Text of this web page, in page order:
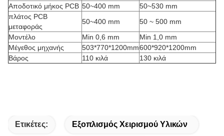
Αποδοτικό μήκος PCB 50~400 mm
50~530 mm
πλάτος PCB
μεταφοράς
50~400 mm
50 ~ 500 mm
Μοντέλο
Min 0,6 mm
Min 1,0 mm
Μέγεθος μηχανής
503*770*1200mm600*920*1200mm
Βάρος
110 κιλά 130 κιλά